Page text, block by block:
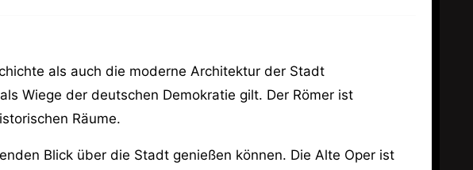
als auch die moderne Architektur der Stadt
Wiege der deutschen Demokratie gilt. Der Römer ist
Räume.
Blick über die Stadt genießen können. Die Alte Oper ist